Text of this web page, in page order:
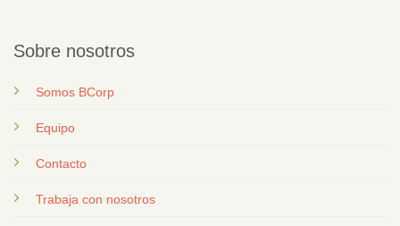
Sobre nosotros
Somos BCorp
Equipo
Contacto
Trabaja con nosotros